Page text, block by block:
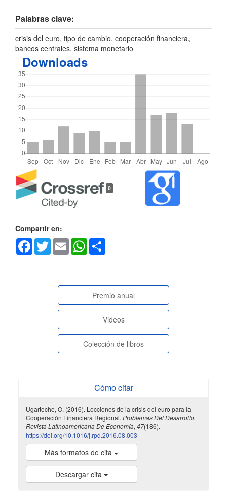
Palabras clave:
crisis del euro, tipo de cambio, cooperación financiera,
bancos centrales, sistema monetario
Downloads
Detalles
del
artículo
0
Compartir en:
Facebook
TwitterEmail WhatsApp
paginasespeciales
Premio anual
Videos
Colección de libros
Cómo citar
Ugarteche, O. (2016). Lecciones de la crisis del euro para la
Cooperación Financiera Regional.Problemas Del Desarrollo.
Revista Latinoamericana De Economía,47(186).
https://doi.org/10.1016/j.rpd.2016.08.003
Más formatos de cita
Descargar cita